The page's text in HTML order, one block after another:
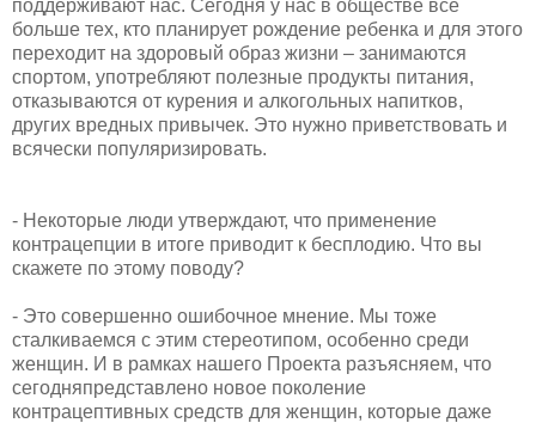
поддерживают нас. Сегодня у нас в обществе все
больше тех, кто планирует рождение ребенка и для этого
переходит на здоровый образ жизни – занимаются
спортом, употребляют полезные продукты питания,
отказываются от курения и алкогольных напитков,
других вредных привычек. Это нужно приветствовать и
всячески популяризировать.
​- Некоторые люди утверждают, что применение
контрацепции в итоге приводит к бесплодию. Что вы
скажете по этому поводу?
​- Это совершенно ошибочное мнение. Мы тоже
сталкиваемся с этим стереотипом, особенно среди
женщин. И в рамках нашего Проекта разъясняем, что
сегодняпредставлено новое поколение
контрацептивных средств для женщин, которые даже